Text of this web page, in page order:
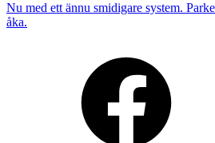
Nu med ett ännu smidigare system.
åka.